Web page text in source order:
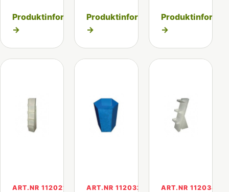
Produktinformation
→
Produktinformation
→
→
ART.NR 112021 ART.NR 112032 ART.NR 112034